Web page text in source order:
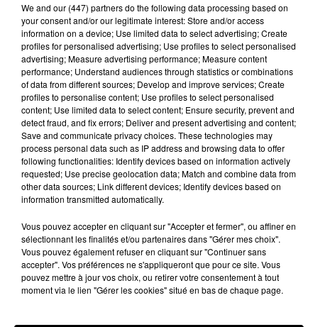
Publié : 21 janvier 2020 à 22h21 par Bertrand
M est un chanteur de rap français né le 27
décembre 1984 et grandi à Paris. Il a commencé
sa carrière musicale dans un groupe en 2012, et
en 2014, il a sorti son premier album solo. « Dans
mon délire » est une chanson qu’il a sorti en 2019.
Cette chanson a connu un grand succès en
France ces derniers mois. Chaque jour, les gens
peuvent entendre et voir cette chanson à la radio
et à la télévision. ». Alors, évidemment, pour le
scoop, il faudra repasser… Néanmoins, peu
d’artistes français peuvent se vanter d’avoir eu un
papier dans la presse chinoise…
Quelqu’un peut traduire svp ? �x"�xÇ
pic.twitter.com/lA3TwvRLac
— BLACK.M (@Bmesrimes)January 20, 2020
We and our (447) partnersdo the following data processing based on
your consent and/or our legitimate interest: Store and/or access
information on a device; Use limited data to select advertising; Create
profiles for personalised advertising; Use profiles to select personalised
advertising; Measure advertising performance; Measure content
performance; Understand audiences through statistics or combinations
of data from different sources; Develop and improve services; Create
profiles to personalise content; Use profiles to select personalised
content; Use limited data to select content; Ensure security, prevent and
detect fraud, and fix errors; Deliver and present advertising and content;
Save and communicate privacy choices. These technologies may
process personal data such as IP address and browsing data to offer
following functionalities: Identify devices based on information actively
requested; Use precise geolocation data; Match and combine data from
other data sources; Link different devices; Identify devices based on
information transmitted automatically.
Vous pouvez accepter en cliquant sur "Accepter et fermer", ou affiner en
sélectionnant les finalités et/ou partenaires dans "Gérer mes choix".
Vous pouvez également refuser en cliquant sur "Continuer sans
accepter". Vos préférences ne s'appliqueront que pour ce site. Vous
pouvez mettre à jour vos choix, ou retirer votre consentement à tout
moment via le lien "Gérer les cookies" situé en bas de chaque page.